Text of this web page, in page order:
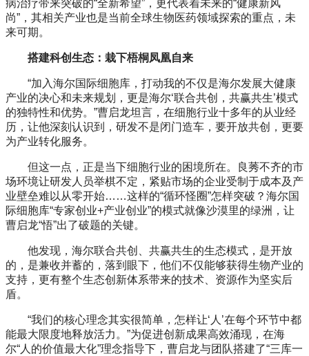
病治疗带来突破的“全新希望”，更代表着未来的“健康新风
尚”，其相关产业也是当前全球生物医药领域探索的重点，未
来可期。
搭建科创生态：栽下梧桐凤凰自来
“加入海尔国际细胞库，打动我的不仅是海尔发展大健康
产业的决心和未来规划，更是海尔‘联合共创，共赢共生’模式
的独特性和优势。”曹启龙坦言，在细胞行业十多年的从业经
历，让他深刻认识到，研发不是闭门造车，要开放共创，更要
为产业转化服务。
但这一点，正是当下细胞行业的困境所在。良莠不齐的市
场环境让研发人员举棋不定，紧贴市场的企业受制于成本及产
业壁垒难以从零开始……这样的“循环怪圈”怎样突破？海尔国
际细胞库“专家创业+产业创业”的模式就像沙漠里的绿洲，让
曹启龙“悟”出了破题的关键。
他发现，海尔联合共创、共赢共生的生态模式，是开放
的，是兼收并蓄的，落到眼下，他们不仅能够获得生物产业的
支持，更有整个生态创新体系带来的技术、资源作为坚实后
盾。
“我们的核心理念其实很简单，怎样让‘人’在每个环节中都
能最大限度地释放活力。”为促进创新成果高效涌现，在海
尔“人的价值最大化”理念指导下，曹启龙与团队搭建了“三库一